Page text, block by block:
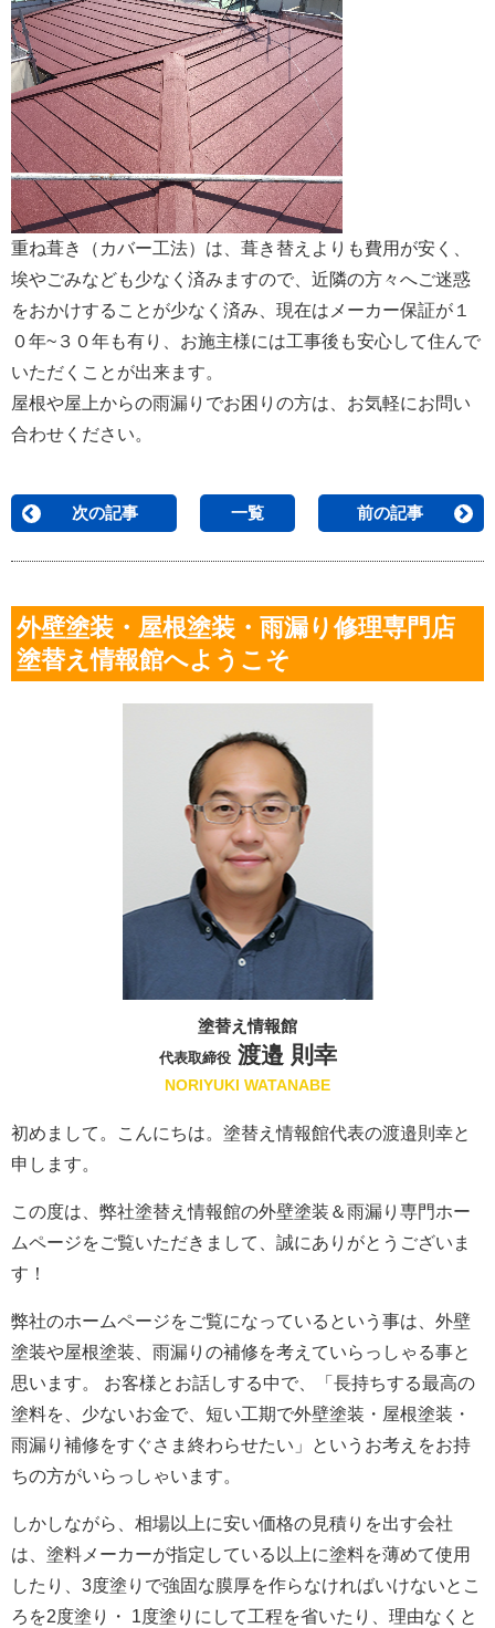
重ね葺き（カバー工法）は、葺き替えよりも費用が安く、
埃やごみなども少なく済みますので、近隣の方々へご迷惑
をおかけすることが少なく済み、現在はメーカー保証が１
０年~３０年も有り、お施主様には工事後も安心して住んで
いただくことが出来ます。
屋根や屋上からの雨漏りでお困りの方は、お気軽にお問い
合わせください。
次の記事 一覧 前の記事
外壁塗装・屋根塗装・雨漏り修理専門店
塗替え情報館へようこそ
塗替え情報館
代表取締役渡邉 則幸
NORIYUKI WATANABE
初めまして。こんにちは。塗替え情報館代表の渡邉則幸と
申します。
この度は、弊社塗替え情報館の外壁塗装＆雨漏り専門ホー
ムページをご覧いただきまして、誠にありがとうございま
す！
弊社のホームページをご覧になっているという事は、外壁
塗装や屋根塗装、雨漏りの補修を考えていらっしゃる事と
思います。 お客様とお話しする中で、「長持ちする最高の
塗料を、少ないお金で、短い工期で外壁塗装・屋根塗装・
雨漏り補修をすぐさま終わらせたい」というお考えをお持
ちの方がいらっしゃいます。
しかしながら、相場以上に安い価格の見積りを出す会社
は、塗料メーカーが指定している以上に塗料を薄めて使用
したり、3度塗りで強固な膜厚を作らなければいけないとこ
ろを2度塗り・ 1度塗りにして工程を省いたり、理由なくと